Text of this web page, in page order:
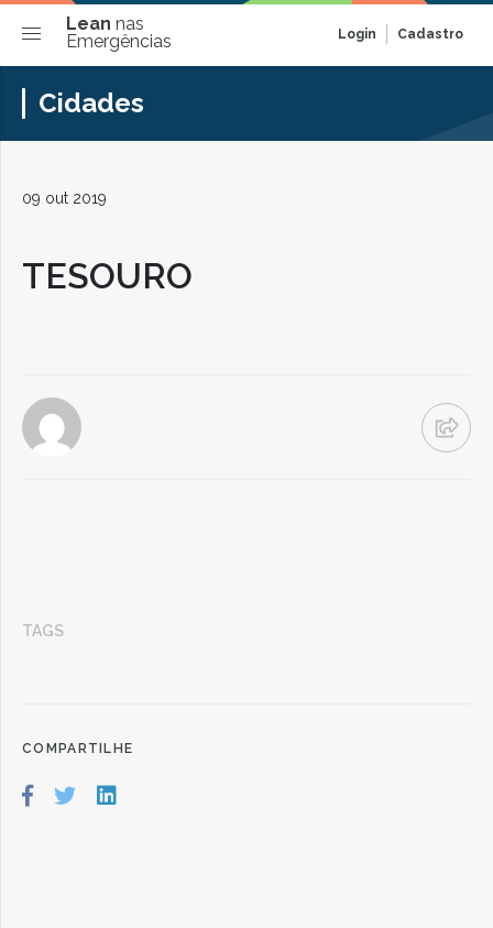
Lean nas
Emergências
Login Cadastro
Cidades
09 out 2019
TESOURO
TAGS
COMPARTILHE